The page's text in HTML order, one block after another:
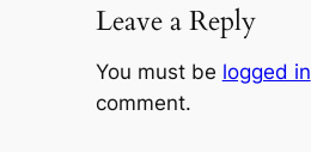
Leave a Reply
You must be logged in
comment.